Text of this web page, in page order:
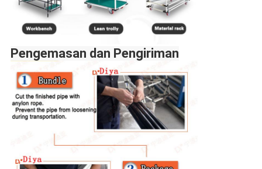
Pengemasan dan Pengiriman